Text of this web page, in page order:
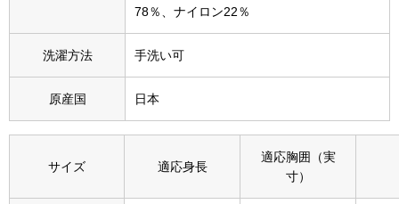
Miss Kyouko／ミスキョウコ
ランド
その他
ウオッチ／ア
ウオッチ
78％、ナイロン22％
洗濯方法 手洗い可
原産国 日本
サイズ 適応身長
適応胸囲（実
寸）